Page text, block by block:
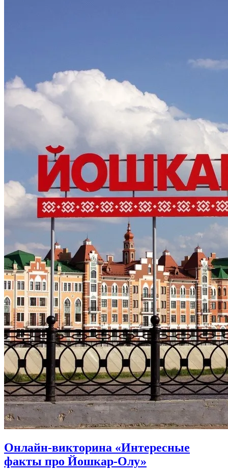
Онлайн-викторина «Интересные
факты про Йошкар-Олу»